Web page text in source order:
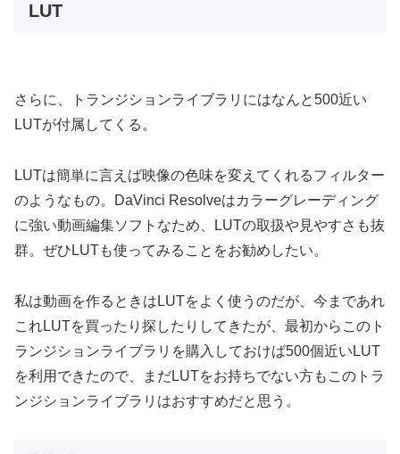
LUT
さらに、トランジションライブラリにはなんと500近い
LUTが付属してくる。
LUTは簡単に言えば映像の色味を変えてくれるフィルター
のようなもの。DaVinci Resolveはカラーグレーディング
に強い動画編集ソフトなため、LUTの取扱や見やすさも抜
群。ぜひLUTも使ってみることをお勧めしたい。
私は動画を作るときはLUTをよく使うのだが、今まであれ
これLUTを買ったり探したりしてきたが、最初からこのト
ランジションライブラリを購入しておけば500個近いLUT
を利用できたので、まだLUTをお持ちでない方もこのトラ
ンジションライブラリはおすすめだと思う。